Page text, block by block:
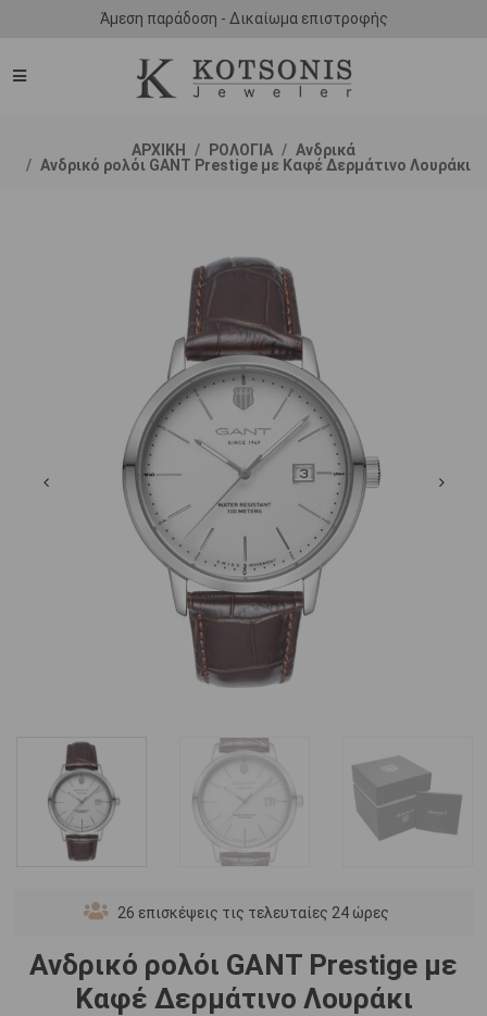
Άμεση παράδοση - Δικαίωμα επιστροφής
ΑΡΧΙΚΗ ΡΟΛΟΓΙΑ
Ανδρικά
Ανδρικό ρολόι GANT Prestige με Καφέ Δερμάτινο Λουράκι
26 επισκέψεις τις τελευταίες 24 ώρες
Ανδρικό ρολόι GANT Prestige με
Καφέ Δερμάτινο Λουράκι